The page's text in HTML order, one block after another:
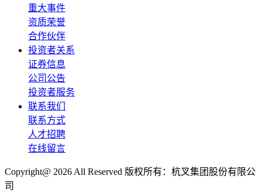
重大事件
资质荣誉
合作伙伴
投资者关系
证券信息
公司公告
投资者服务
联系我们
联系方式
人才招聘
在线留言
Copyright@ 2026 All Reserved 版权所有：杭叉集团股份有限公
司